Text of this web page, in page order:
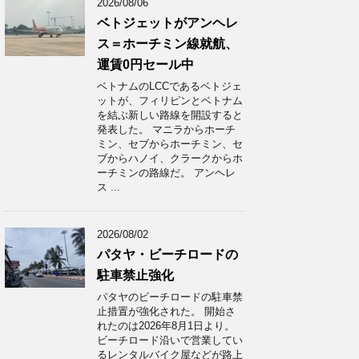
2026/08/06
ベトジェットがアンヘレ
ス＝ホーチミン線就航、
運賃0円セール中
ベトナムのLCCであるベトジェ
ットが、フィリピンとベトナム
を結ぶ新しい路線を開設すると
発表した。 マニラからホーチ
ミン、セブからホーチミン、セ
ブからハノイ、クラークからホ
ーチミンの路線だ。 アンヘレ
ス ...
2026/08/02
パタヤ・ビーチロードの
駐車禁止強化
パタヤのビーチロードの駐車禁
止措置が強化された。 開始さ
れたのは2026年8月1日より。
ビーチロード沿いで営業してい
るレンタルバイク屋などが路上